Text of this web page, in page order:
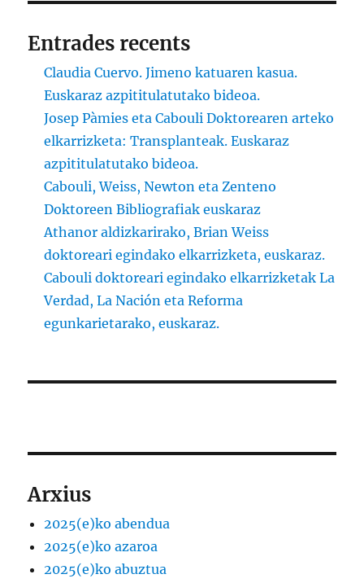
Entrades recents
Claudia Cuervo. Jimeno katuaren kasua.
Euskaraz azpititulatutako bideoa.
Josep Pàmies eta Cabouli Doktorearen arteko
elkarrizketa: Transplanteak. Euskaraz
azpititulatutako bideoa.
Cabouli, Weiss, Newton eta Zenteno
Doktoreen Bibliografiak euskaraz
Athanor aldizkarirako, Brian Weiss
doktoreari egindako elkarrizketa, euskaraz.
Cabouli doktoreari egindako elkarrizketak La
Verdad, La Nación eta Reforma
egunkarietarako, euskaraz.
Arxius
2025(e)ko abendua
2025(e)ko azaroa
2025(e)ko abuztua